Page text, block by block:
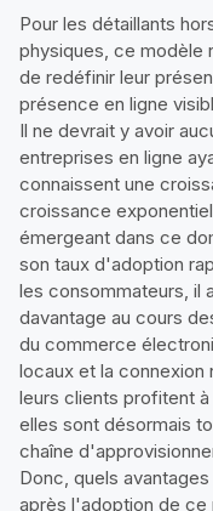
Pour les détaillants
physiques, ce modèle
de redéfinir leur
présence en ligne
Il ne devrait y avoir
entreprises en ligne
connaissent une
croissance
émergeant dans ce
son taux d'adoption
les consommateurs, il
davantage au cours
du commerce
locaux et la connexion
leurs clients profitent
elles sont désormais
chaîne
Donc, quels
après l'adoption de ce